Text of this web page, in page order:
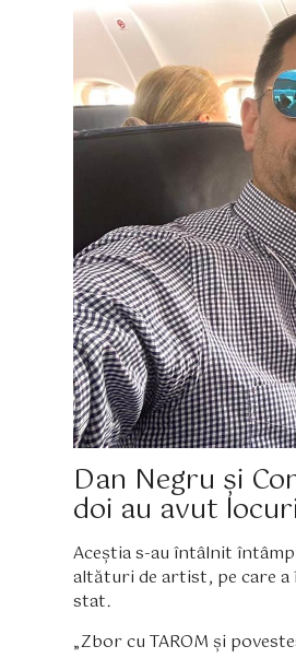
Dan Negru și
doi au avut
Aceștia s-au întâlnit
altături de artist, pe care a
stat.
„Zbor cu TAROM și